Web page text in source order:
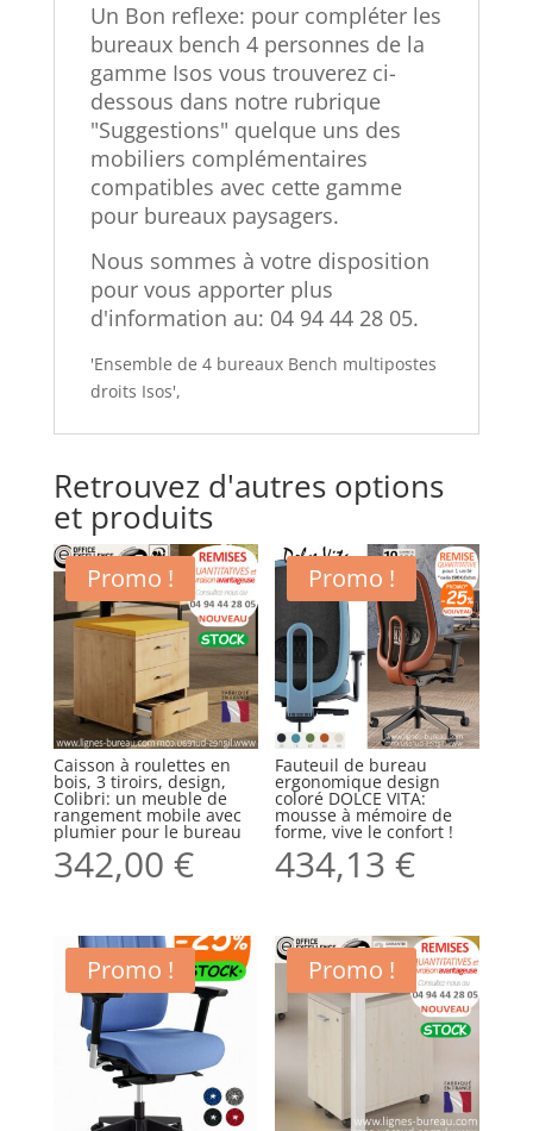
Un Bon reflexe: pour compléter les
bureaux bench 4 personnes de la
gamme Isos vous trouverez ci-
dessous dans notre rubrique
"Suggestions" quelque uns des
mobiliers complémentaires
compatibles avec cette gamme
pour bureaux paysagers.
Nous sommes à votre disposition
pour vous apporter plus
d'information au: 04 94 44 28 05.
'Ensemble de 4 bureaux Bench multipostes
droits Isos',
Retrouvez d'autres options
et produits
Promo !
Caisson à roulettes en
bois, 3 tiroirs, design,
Colibri: un meuble de
rangement mobile avec
plumier pour le bureau
342,00 €
Promo !
Fauteuil de bureau
ergonomique design
coloré DOLCE VITA:
mousse à mémoire de
forme, vive le confort !
434,13€
Promo ! Promo !